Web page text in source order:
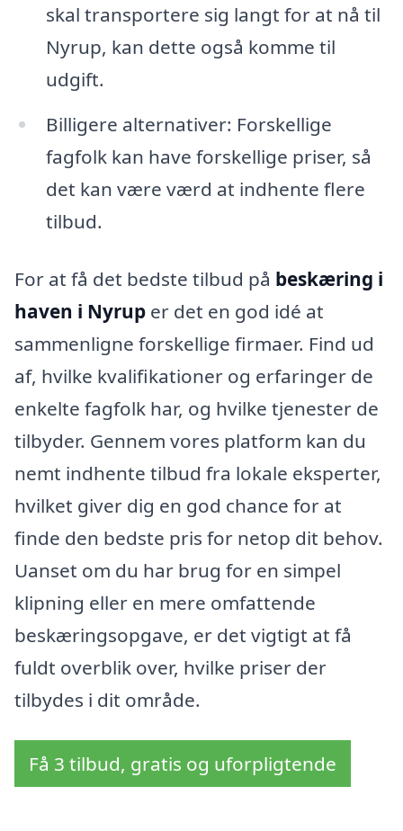
skal transportere sig langt for at nå til
Nyrup, kan dette også komme til
udgift.
Billigere alternativer: Forskellige
fagfolk kan have forskellige priser, så
det kan være værd at indhente flere
tilbud.
For at få det bedste tilbud på beskæring i
haven i Nyrup er det en god idé at
sammenligne forskellige firmaer. Find ud
af, hvilke kvalifikationer og erfaringer de
enkelte fagfolk har, og hvilke tjenester de
tilbyder. Gennem vores platform kan du
nemt indhente tilbud fra lokale eksperter,
hvilket giver dig en god chance for at
finde den bedste pris for netop dit behov.
Uanset om du har brug for en simpel
klipning eller en mere omfattende
beskæringsopgave, er det vigtigt at få
fuldt overblik over, hvilke priser der
tilbydes i dit område.
Få 3 tilbud, gratis og uforpligtende